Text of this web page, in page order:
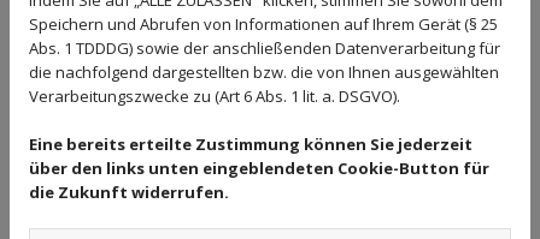
MIT ABGESCHNITTENEN HAAREN ETWAS
GUTES ZU TUN
Speichern und Abrufen von Informationen auf Ihrem Gerät (§ 25
Abs. 1 TDDDG) sowie der anschließenden Datenverarbeitung für
die nachfolgend dargestellten bzw. die von Ihnen ausgewählten
Verarbeitungszwecke zu (Art 6 Abs. 1 lit. a. DSGVO).
Eine bereits erteilte Zustimmung können Sie jederzeit
über den links unten eingeblendeten Cookie-Button für
die Zukunft widerrufen.